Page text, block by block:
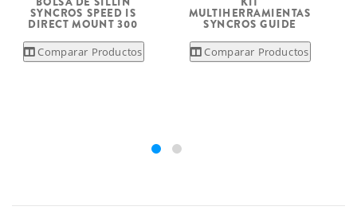
SYNCROS SPEED IS
DIRECT MOUNT 300
Comparar Productos
MULTIHERRAMIENTAS
SYNCROS GUIDE
Comparar Productos